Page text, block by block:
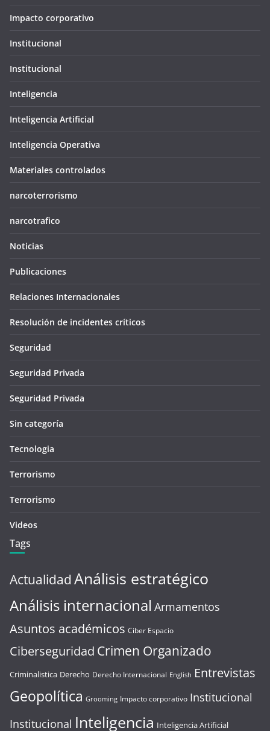
Impacto corporativo
Institucional
Institucional
Inteligencia
Inteligencia Artificial
Inteligencia Operativa
Materiales controlados
narcoterrorismo
narcotrafico
Noticias
Publicaciones
Relaciones Internacionales
Resolución de incidentes críticos
Seguridad
Seguridad Privada
Seguridad Privada
Sin categoría
Tecnologia
Terrorismo
Terrorismo
Videos
Tags
Actualidad Análisis estratégico
Análisis internacional Armamentos
Asuntos académicos Ciber Espacio
Ciberseguridad Crimen Organizado
Criminalistica Derecho Derecho Internacional English Entrevistas
Geopolítica Grooming Impacto corporativo Institucional
Institucional Inteligencia Inteligencia Artificial